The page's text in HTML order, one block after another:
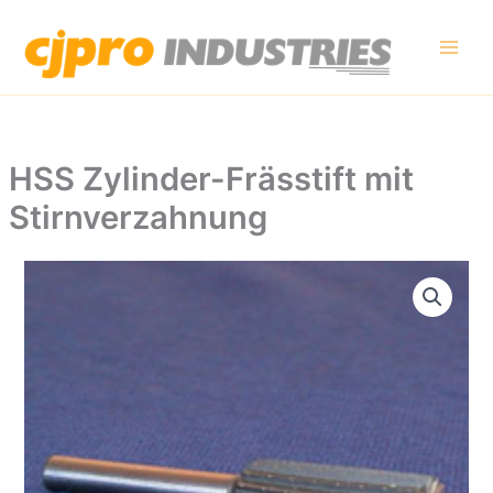
Inhalt
springen
HSS Zylinder-Frässtift mit
Stirnverzahnung